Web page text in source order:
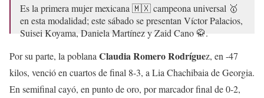
Es la primera mujer mexicana 🇲🇽 campeona universal 🥇
en esta modalidad; este sábado se presentan Víctor Palacios,
Suisei Koyama, Daniela Martínez y Zaid Cano 🥋.
👉https://t.co/iYFCdQ80Lkpic.twitter.com/1XA7O9JMpq
— CONADE (@CONADE) September 23, 2023
Por su parte, la poblana Claudia Romero Rodríguez, en -47
kilos, venció en cuartos de final 8-3, a Lia Chachibaia de Georgia.
En semifinal cayó, en punto de oro, por marcador final de 0-2,